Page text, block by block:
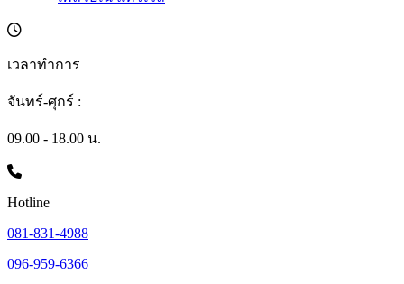
เวลาทำการ
จันทร์-ศุกร์ :
09.00 - 18.00 น.
Hotline
081-831-4988
096-959-6366